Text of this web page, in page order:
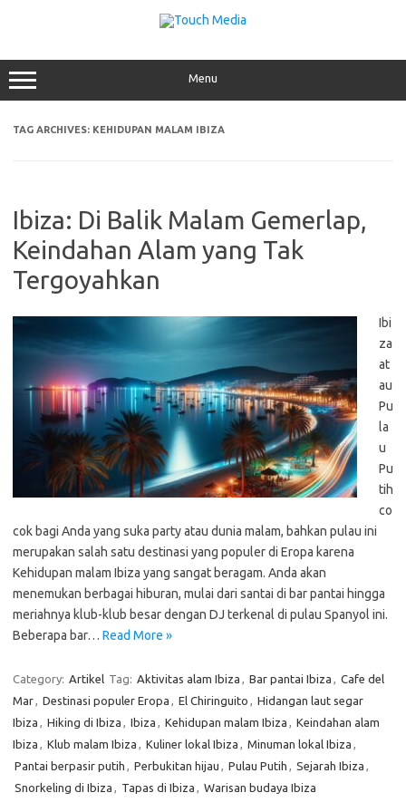
Menu
TAG ARCHIVES: KEHIDUPAN MALAM IBIZA
Ibiza: Di Balik Malam Gemerlap,
Keindahan Alam yang Tak
Tergoyahkan
Ibi
za
at
au
Pu
la
u
Pu
tih
co
cok bagi Anda yang suka party atau dunia malam, bahkan pulau ini
merupakan salah satu destinasi yang populer di Eropa karena
Kehidupan malam Ibiza yang sangat beragam. Anda akan
menemukan berbagai hiburan, mulai dari santai di bar pantai hingga
meriahnya klub-klub besar dengan DJ terkenal di pulau Spanyol ini.
Beberapa bar… Read More »
Category: Artikel Tag: Aktivitas alam Ibiza , Bar pantai Ibiza , Cafe del
Mar, Destinasi populer Eropa , El Chiringuito , Hidangan laut segar
Ibiza , Hiking di Ibiza , Ibiza , Kehidupan malam Ibiza , Keindahan alam
Ibiza , Klub malam Ibiza , Kuliner lokal Ibiza , Minuman lokal Ibiza ,
Pantai berpasir putih , Perbukitan hijau , Pulau Putih , Sejarah Ibiza ,
Snorkeling di Ibiza , Tapas di Ibiza , Warisan budaya Ibiza